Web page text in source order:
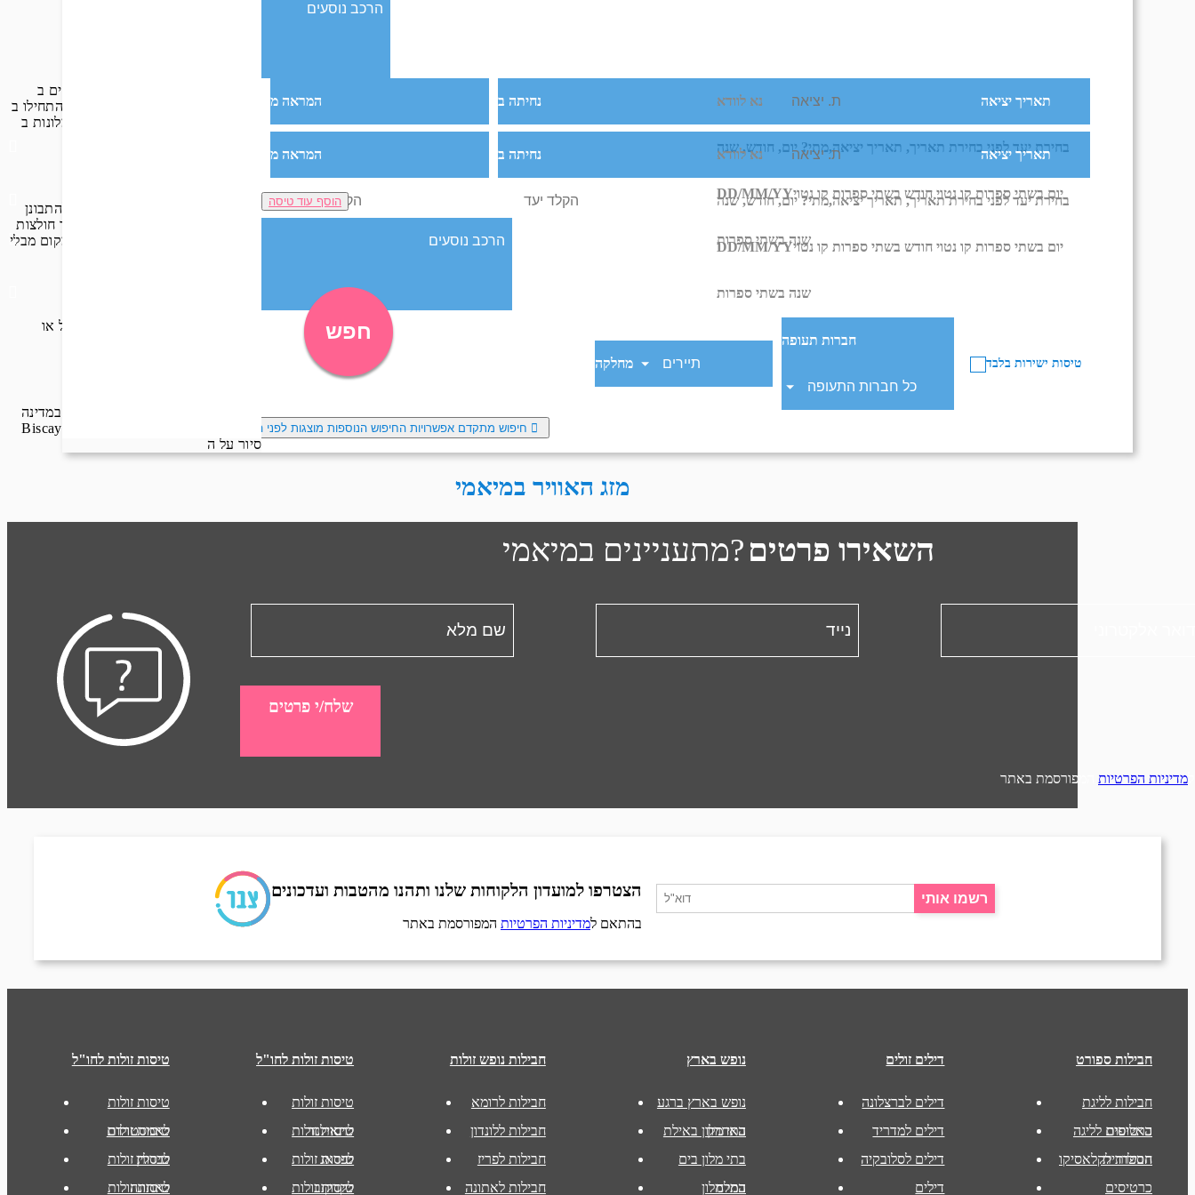
המראה מ נחיתה ב תאריך יציאה נא לוודא
בחירת יעד לפני בחירת תאריך, תאריך יציאה,מתי? יום, חודש, שנה
DD/MM/YYיום בשתי ספרות קו נטוי חודש בשתי ספרות קו נטוי
שנה בשתי ספרות
המראה מ נחיתה ב תאריך יציאה נא לוודא
בחירת יעד לפני בחירת תאריך, תאריך יציאה,מתי? יום, חודש, שנה
DD/MM/YYיום בשתי ספרות קו נטוי חודש בשתי ספרות קו נטוי
שנה בשתי ספרות
הוסף עוד טיסה
חפש
מחלקה
חברות תעופה
טיסות ישירות בלבד
חיפוש מתקדם אפשרויות החיפוש הנוספות מוצגות לפני הכפתור
כשתראו את מבני הפסטל המדהימים ב-Miami Beach’s Art Deco Historic District, תוכלו להבין למה כול מי שמבקר בעיר בפעם ראשונה חייב לראות אותם. חופשה במיאמי מאפשרת לכם
להזמין סיור אודיו להדרכה עצמית או סיור הליכה מודרך אל אחד מריכוזי האדריכלות הגדולים בעולם שנבנו בשנות ה-30 של המאה ה-20. התחילו ב-Art Deco Welcome Center ב-Ocean Drive,
מס' 101. שם תוכלו להתרשם מהמרפסות עם משבי הבריזה הקלילים ומהמוטיבים הימיים של המלונות ב-Ocean Drive. עצרו לארוחת צהריים בבית קפה פתוח ותוך כדי כך נסו לספוג את הסגנון
הוואנה הקטנה היא אחד המקומות הטובים ביותר לחוות בו את הטעם הלטיני של מיאמי. תוכלו לטייל בפארק דומינו כדי להתרשם מהצבעים המקומיים ולהיכנס לחנות סיגרים ושעונים ולהתבונן
במיומנות גלגול הסיגרים. בהוואנה הקטנה יש כמה גלריות אומנות נפלאות וחנויות מזכרות שמוכרות כל דבר, מדגלים קובניים ועד חולצות Guyaberaקלסיות. דרך נהדרת לחוות את הוואנה הקטנה
בלילות היא במסגרת אירועי התרבות והאומנות השכונתיים שמתקיימים מדי חודש ביום שישי. ואם כבר הגעתם לכאן לאחר שחיפשתם והצלחתם למצוא דילים למיאמי, אל תעזבו את המקום מבלי
האטרקציות של מיאמי מציעות משהו מכול דבר. תוכלו לבקר בגן עדן, הגן הבוטני הטרופי פיירצ'יילד. לשחות עם דולפינים באקווריום הימי במיאמי, לפגוש בעלי חיים אקזוטיים באי הג'ונגל או
מיאמי מוקפת בחופים ובמים. אפשר לצלול, לשחות עם שנורקל, לשוט בקאנו או בקיאק, לחתור על סאפ או להתנסות בגלישת רוח ובדיג. מיאמי גם גאה בפארק הלאומי התת ימי היחיד במדינה –
Biscayne National Park. כאן, ממרכז המבקרים, תוכלו לעלות על סירה עם רצפת זכוכית ולהציץ ביצורים שחיים במים, בשוניות ובאלמוגים המרהיבים. כמה מהמראות היפים ביותר במיאמי הם
מזג האוויר במיאמי
מתעניינים במיאמי?השאירו פרטים
שלח/י פרטים
מדיניות הפרטיות המפורסמת באתר
הצטרפו למועדון הלקוחות שלנו ותהנו מהטבות ועדכונים
בהתאם למדיניות הפרטיות המפורסמת באתר
רשמו אותי
טיסות זולות לחו"ל
טיסות זולות
לאמסטרדם
טיסות זולות
לברלין
טיסות זולות
לאתונה
טיסות זולות
טיסות זולות לחו"ל
טיסות זולות
לתאילנד
טיסות זולות
לפראג
טיסות זולות
לקרקוב
טיסות זולות
חבילות נופש זולות
חבילות לרומא
חבילות ללונדון
חבילות לפריז
חבילות לאתונה
נופש בארץ
נופש בארץ ברגע
האחרון
בתי מלון באילת
בתי מלון בים
המלח
בתי מלון
דילים זולים
דילים לברצלונה
דילים למדריד
דילים לסלובקיה
דילים
חבילות ספורט
חבילות לליגת
האלופות
כרטיסים לליגה
הספרדית
חבילות לקלאסיקו
כרטיסים